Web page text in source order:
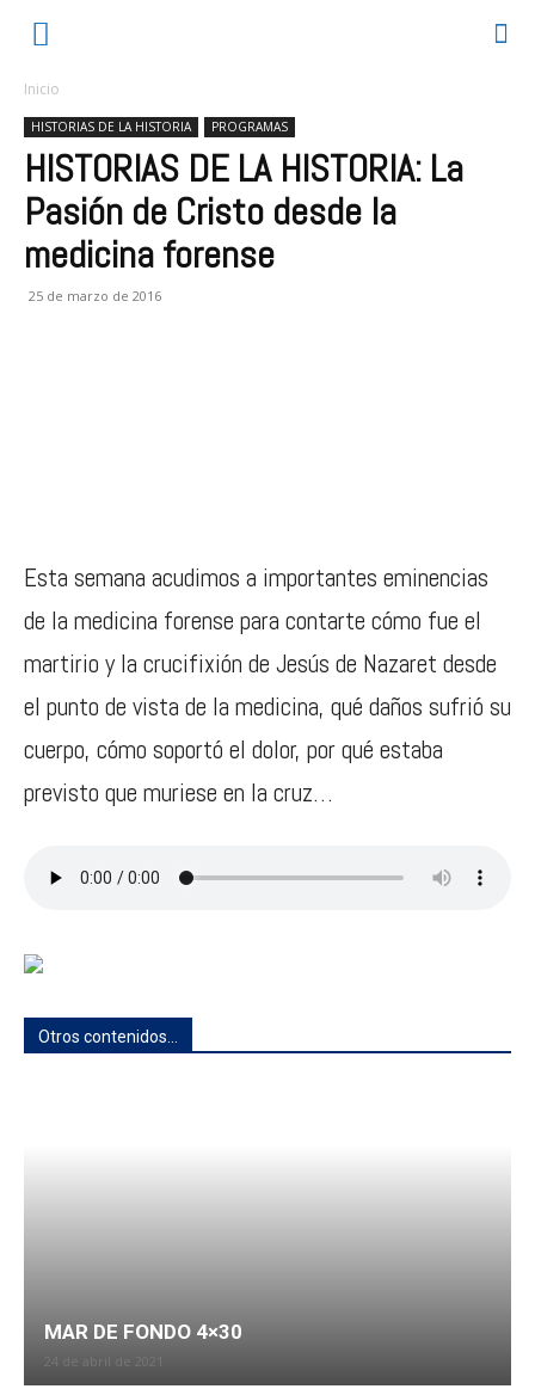
Inicio
HISTORIAS DE LA HISTORIA PROGRAMAS
HISTORIAS DE LA HISTORIA: La
Pasión de Cristo desde la
medicina forense
25 de marzo de 2016
Esta semana acudimos a importantes eminencias
de la medicina forense para contarte cómo fue el
martirio y la crucifixión de Jesús de Nazaret desde
el punto de vista de la medicina, qué daños sufrió su
cuerpo, cómo soportó el dolor, por qué estaba
previsto que muriese en la cruz…
Otros contenidos...
MAR DE FONDO 4×30